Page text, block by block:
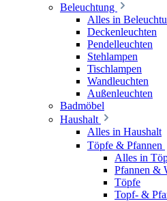
Beleuchtung
Alles in
Deckenleuchten
Pendelleuchten
Stehlampen
Tischlampen
Wandleuchten
Außenleuchten
Badmöbel
Haushalt
Alles in Haushalt
Töpfe & Pfannen
Alles in
Pfannen &
Töpfe
Topf- &